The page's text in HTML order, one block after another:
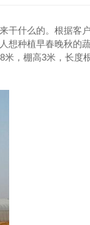
干什么的。根据客
想种植早春晚秋的
米，棚高3米，长度